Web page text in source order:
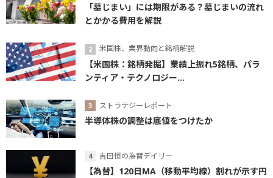
「墓じまい」には期限がある？墓じまいの流れ
とかかる費用を解説
米国株、業界動向と銘柄解説
【米国株：銘柄発掘】業績上振れ5銘柄、パラ
ンティア・テクノロジー...
ストラテジーレポート
半導体株の調整は底値をつけたか
吉田恒の為替デイリー
【為替】120日MA（移動平均線）割れが示す円